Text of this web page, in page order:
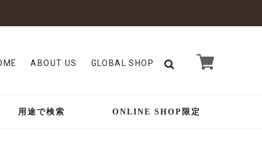
ABOUT US GLOBAL SHOP
用途で検索 ONLINE SHOP限定